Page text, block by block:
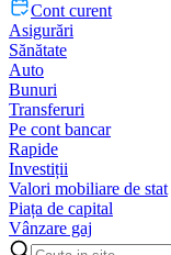
Cont curent
Asigurări
Sănătate
Auto
Bunuri
Transferuri
Pe cont bancar
Rapide
Investiții
Valori mobiliare de stat
Piața de capital
Vânzare gaj